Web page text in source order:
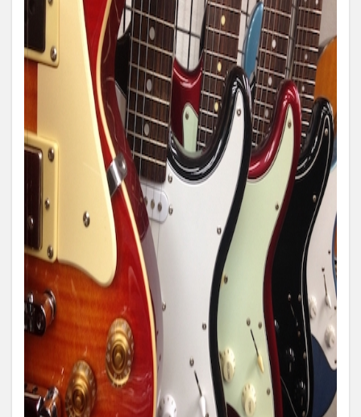
《重
眠る
前に
寝付
きが
症
③》
欲し
い
（所
有し
てた
ギタ
ーっ
て何